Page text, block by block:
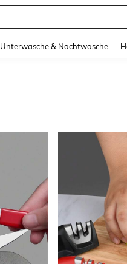
Unterwäsche & Nachtwäsche